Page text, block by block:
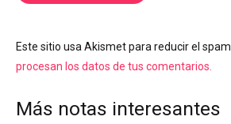
Este sitio usa Akismet para reducir el spam.
procesan los datos de tus comentarios.
Más notas interesantes